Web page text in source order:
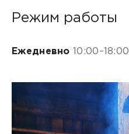
Режим работы
Ежедневно 10:00–18:00